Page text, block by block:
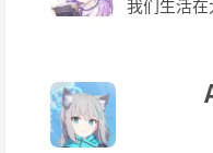
我们生活